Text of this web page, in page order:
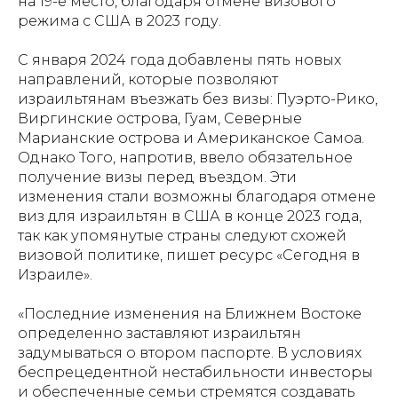
режима с США в 2023 году.
С января 2024 года добавлены пять новых
направлений, которые позволяют
израильтянам въезжать без визы: Пуэрто-Рико,
Виргинские острова, Гуам, Северные
Марианские острова и Американское Самоа.
Однако Того, напротив, ввело обязательное
получение визы перед въездом. Эти
изменения стали возможны благодаря отмене
виз для израильтян в США в конце 2023 года,
так как упомянутые страны следуют схожей
визовой политике, пишет ресурс «Сегодня в
Израиле».
«Последние изменения на Ближнем Востоке
определенно заставляют израильтян
задумываться о втором паспорте. В условиях
беспрецедентной нестабильности инвесторы
и обеспеченные семьи стремятся создавать